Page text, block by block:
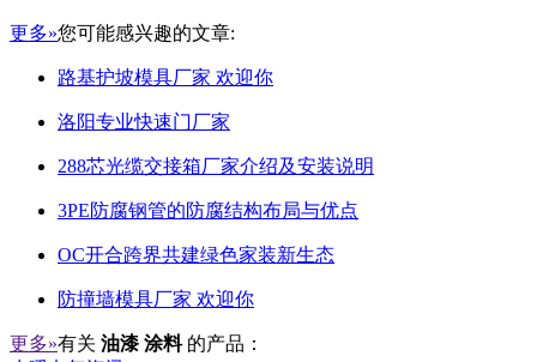
更多»您可能感兴趣的文章:
路基护坡模具厂家 欢迎你
洛阳专业快速门厂家
288芯光缆交接箱厂家介绍及安装说明
3PE防腐钢管的防腐结构布局与优点
OC开合跨界共建绿色家装新生态
防撞墙模具厂家 欢迎你
更多»有关 油漆 涂料 的产品：